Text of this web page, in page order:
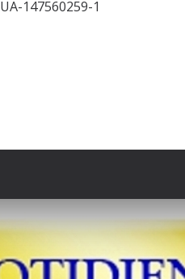
UA-147560259-1